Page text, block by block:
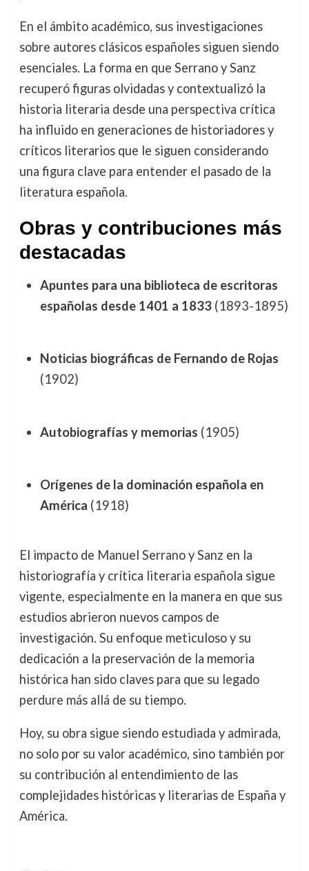
En el ámbito académico, sus investigaciones
sobre autores clásicos españoles siguen siendo
esenciales. La forma en que Serrano y Sanz
recuperó figuras olvidadas y contextualizó la
historia literaria desde una perspectiva crítica
ha influido en generaciones de historiadores y
críticos literarios que le siguen considerando
una figura clave para entender el pasado de la
literatura española.
Obras y contribuciones más
destacadas
Apuntes para una biblioteca de escritoras
españolas desde 1401 a 1833(1893-1895)
Noticias biográficas de Fernando de Rojas
(1902)
Autobiografías y memorias (1905)
Orígenes de la dominación española en
América (1918)
El impacto de Manuel Serrano y Sanz en la
historiografía y crítica literaria española sigue
vigente, especialmente en la manera en que sus
estudios abrieron nuevos campos de
investigación. Su enfoque meticuloso y su
dedicación a la preservación de la memoria
histórica han sido claves para que su legado
perdure más allá de su tiempo.
Hoy, su obra sigue siendo estudiada y admirada,
no solo por su valor académico, sino también por
su contribución al entendimiento de las
complejidades históricas y literarias de España y
América.